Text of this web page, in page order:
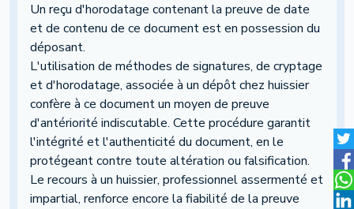
Un reçu d'horodatage contenant la preuve de date
et de contenu de ce document est en possession du
déposant.
L'utilisation de méthodes de signatures, de cryptage
et d'horodatage, associée à un dépôt chez huissier
confère à ce document un moyen de preuve
d'antériorité indiscutable. Cette procédure garantit
l'intégrité et l'authenticité du document, en le
protégeant contre toute altération ou falsification.
Le recours à un huissier, professionnel assermenté et
impartial, renforce encore la fiabilité de la preuve